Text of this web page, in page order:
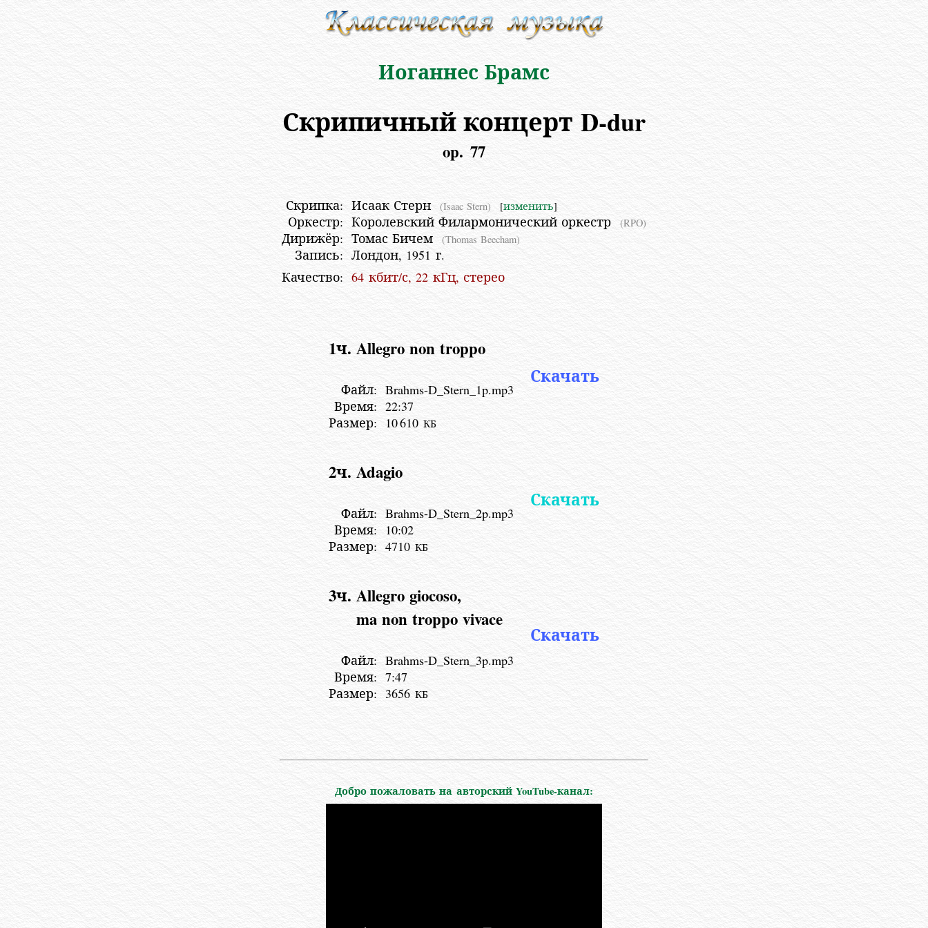
Иоганнес Брамс
Скрипичный концерт D-dur
op. 77
Скрипка: Исаак Стерн (Isaac Stern) [изменить]
Оркестр: Королевский Филармонический оркестр (RPO)
Дирижёр: Томас Бичем (Thomas Beecham)
Запись: Лондон, 1951 г.
Качество: 64 кбит/с, 22 кГц, стерео
Скачать
1ч. Allegro non troppo
Файл: Brahms-D_Stern_1p.mp3
Время: 22:37
Размер:
10610 КБ
Скачать
2ч. Adagio
Файл: Brahms-D_Stern_2p.mp3
Время:
10:02
Размер: 4710КБ
Скачать
3ч. Allegro giocoso,
ma non troppo vivace
Файл: Brahms-D_Stern_3p.mp3
Время: 7:47
Размер: 3656КБ
Добро пожаловать на авторский YouTube-канал: